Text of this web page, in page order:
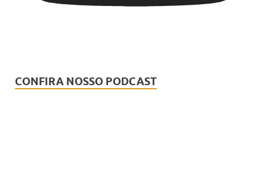
CONFIRA NOSSO PODCAST